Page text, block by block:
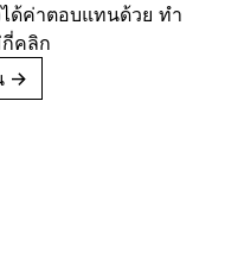
ด้ค่าตอบแทนด้วย ทำ
คลิก
→